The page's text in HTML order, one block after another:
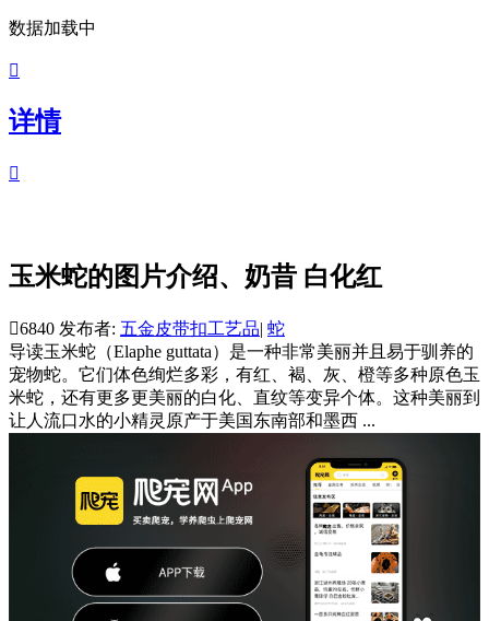
数据加载中

详情

玉米蛇的图片介绍、奶昔 白化红
6840 发布者: 五金皮带扣工艺品| 蛇
导读玉米蛇（Elaphe guttata）是一种非常美丽并且易于驯养的
宠物蛇。它们体色绚烂多彩，有红、褐、灰、橙等多种原色玉
米蛇，还有更多更美丽的白化、直纹等变异个体。这种美丽到
让人流口水的小精灵原产于美国东南部和墨西 ...